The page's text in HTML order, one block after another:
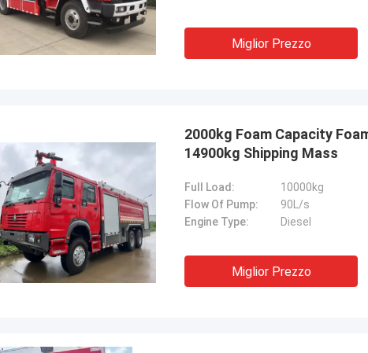
Miglior Prezzo
2000kg Foam Capacity
14900kg Shipping Mass
Full Load:
10000kg
Flow Of Pump:
90L/s
Engine Type:
Diesel
Miglior Prezzo